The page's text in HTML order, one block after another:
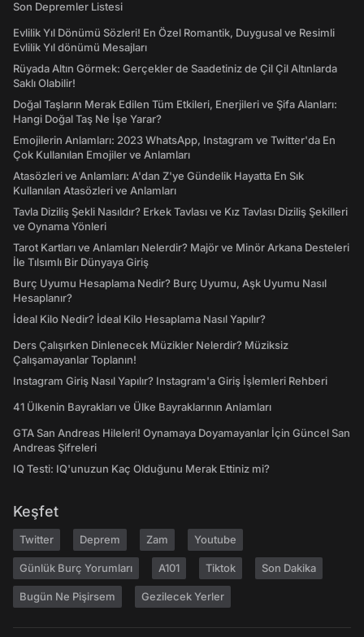
Son Depremler Listesi
Evlilik Yıl Dönümü Sözleri! En Özel Romantik, Duygusal ve Resimli
Evlilik Yıl dönümü Mesajları
Rüyada Altın Görmek: Gerçekler de Saadetiniz de Çil Çil Altınlarda
Saklı Olabilir!
Doğal Taşların Merak Edilen Tüm Etkileri, Enerjileri ve Şifa Alanları:
Hangi Doğal Taş Ne İşe Yarar?
Emojilerin Anlamları: 2023 WhatsApp, Instagram ve Twitter'da En
Çok Kullanılan Emojiler ve Anlamları
Atasözleri ve Anlamları: A'dan Z'ye Gündelik Hayatta En Sık
Kullanılan Atasözleri ve Anlamları
Tavla Diziliş Şekli Nasıldır? Erkek Tavlası ve Kız Tavlası Diziliş Şekilleri
ve Oynama Yönleri
Tarot Kartları ve Anlamları Nelerdir? Majör ve Minör Arkana Desteleri
İle Tılsımlı Bir Dünyaya Giriş
Burç Uyumu Hesaplama Nedir? Burç Uyumu, Aşk Uyumu Nasıl
Hesaplanır?
İdeal Kilo Nedir? İdeal Kilo Hesaplama Nasıl Yapılır?
Ders Çalışırken Dinlenecek Müzikler Nelerdir? Müziksiz
Çalışamayanlar Toplanın!
Instagram Giriş Nasıl Yapılır? Instagram'a Giriş İşlemleri Rehberi
41 Ülkenin Bayrakları ve Ülke Bayraklarının Anlamları
GTA San Andreas Hileleri! Oynamaya Doyamayanlar İçin Güncel San
Andreas Şifreleri
IQ Testi: IQ'unuzun Kaç Olduğunu Merak Ettiniz mi?
Keşfet
Twitter Deprem Zam Youtube
Günlük Burç Yorumları A101 Tiktok Son Dakika
Bugün Ne Pişirsem Gezilecek Yerler